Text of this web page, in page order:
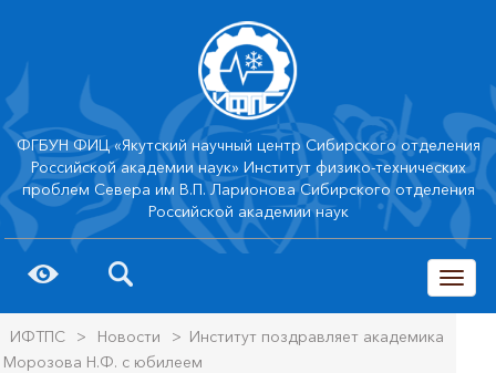
ФГБУН ФИЦ «Якутский научный центр Сибирского отделения
Российской академии наук» Институт физико-технических
проблем Севера им В.П. Ларионова Сибирского отделения
Российской академии наук
trk
ИФТПС > Новости > Институт поздравляет академика
Морозова Н.Ф. с юбилеем